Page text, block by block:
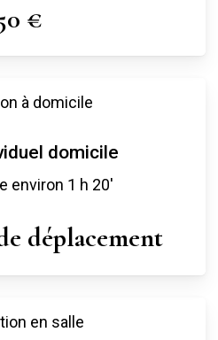
€
à domicile
domicile
environ 1 h 20′
déplacement
en salle